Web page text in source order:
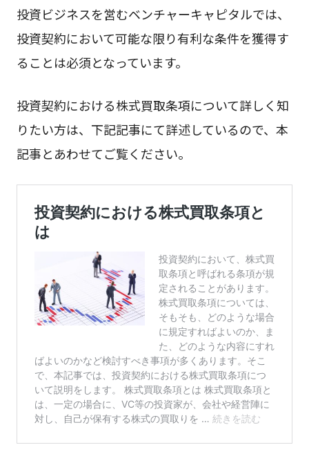
投資ビジネスを営むベンチャーキャピタルでは、
投資契約において可能な限り有利な条件を獲得す
ることは必須となっています。
投資契約における株式買取条項について詳しく知
りたい方は、下記記事にて詳述しているので、本
記事とあわせてご覧ください。